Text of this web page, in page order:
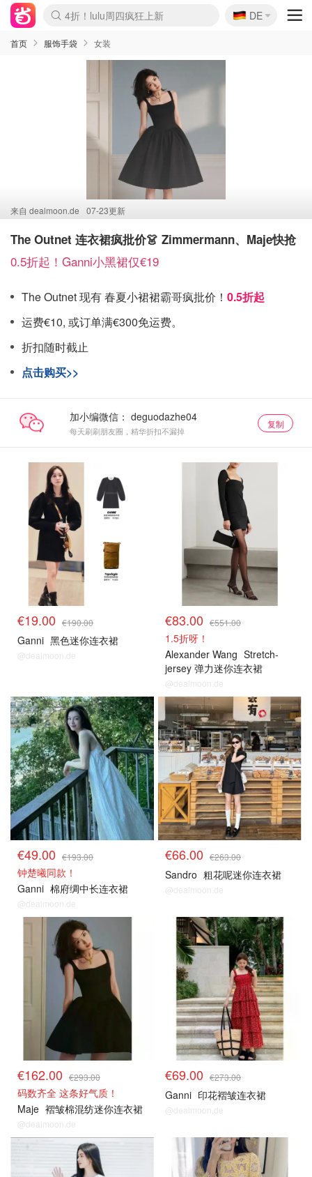
Boticinal 夏促开抢！
4折！lulu周四疯狂上新
还没结束！&OtherStories大促
Joybuy变相75折 随时失效
速领！Stanley独家85折
疑似霸哥！Camper额外叠85折
Zalando 奥莱闪促！每日更新
Moncler反季囤！5折起+叠9折
Coach Brooklyn仅€192
🇩🇪
DE
首页 服饰手袋 女装
来自 dealmoon.de 07-23更新
The Outnet 连衣裙疯批价👗 Zimmermann、Maje快抢
0.5折起！Ganni小黑裙仅€19
The Outnet 现有 春夏小裙裙霸哥疯批价！ 0.5折起
运费€10, 或订单满€300免运费。
折扣随时截止
点击购买>>
加小编微信：
每天刷刷朋友圈，精华折扣不漏掉
复制
€19.00 €190.00
Ganni 黑色迷你连衣裙
@dealmoon.de
€83.00 €551.00
1.5折呀！
Alexander Wang Stretch-
jersey 弹力迷你连衣裙
@dealmoon.de
€49.00 €193.00
钟楚曦同款！
Ganni 棉府绸中长连衣裙
@dealmoon.de
€66.00 €263.00
Sandro 粗花呢迷你连衣裙
@dealmoon.de
€162.00 €293.00
码数齐全 这条好气质！
Maje 褶皱棉混纺迷你连衣裙
@dealmoon.de
€69.00 €273.00
Ganni 印花褶皱连衣裙
@dealmoon.de